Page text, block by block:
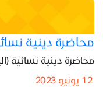
محاضرة دينية
محاضرة دينية نسائية
12 يونيو 2023